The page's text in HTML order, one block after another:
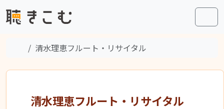
Home
清水理恵フルート・リサイタル
清水理恵フルート・リサイタル